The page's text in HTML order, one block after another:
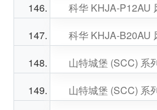
山特城堡 (SCC) 系